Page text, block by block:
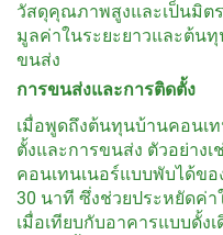
วัสดุคุณภาพสูงและเป็นมิต
มูลค่าในระยะยาวและต้น
ขนส่ง
การขนส่งและการติดตั้ง
เมื่อพูดถึงต้นทุนบ้านคอนเ
ตั้งและการขนส่ง ตัวอย่าง
คอนเทนเนอร์แบบพับได้ของ
30 นาที ซึ่งช่วยประหยัดค่า
เมื่อเทียบกับอาคารแบบดั้ง